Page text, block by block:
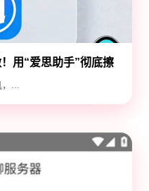
用“爱思助手”彻底擦
，...